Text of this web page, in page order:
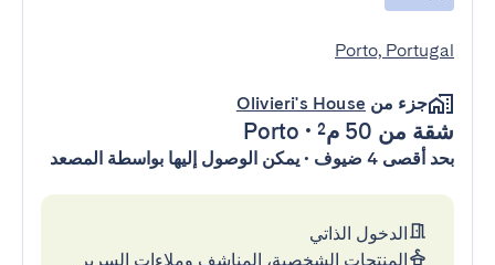
Porto, Portugal
جزء من Olivieri's House
شقة من 50 م² •
Porto
بحد أقصى 4 ضيوف • يمكن الوصول إليها بواسطة المصعد
الدخول الذاتي
المنتجات الشخصية، المناشف وملاءات السرير